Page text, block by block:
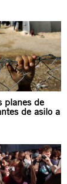
planes de
de asilo a